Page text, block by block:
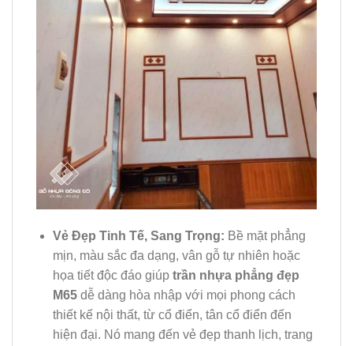
Vẻ Đẹp Tinh Tế, Sang Trọng: Bề mặt phẳng
mịn, màu sắc đa dạng, vân gỗ tự nhiên hoặc
họa tiết độc đáo giúp trần nhựa phẳng đẹp
M65dễ dàng hòa nhập với mọi phong cách
thiết kế nội thất, từ cổ điển, tân cổ điển đến
hiện đại. Nó mang đến vẻ đẹp thanh lịch, trang